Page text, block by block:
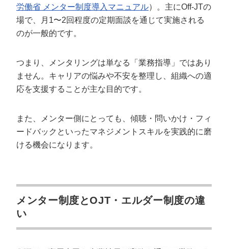
ポイント④面談テンプレートで運用品質を標準化する
ポイント⑤メンター同士のコミュニティをつくる
採用ブランディングと連携させて投資対効果を高める
メンター制度に関するよくある質問
メンター制度の導入にかかる費用は？
か？
中小企業でもメンター制度を導入できますか？
メンター面談では何を話せばよいですか？
メンター制度の期間はどのくらいが適切ですか？
メンター制度を外部に相談・委託することはできます
労働省 メンター制度導入マニュアル）。主にOff-JTの
場で、月1〜2回程度の定期面談を通じて実施される
のが一般的です。
つまり、メンタリングは単なる「業務指導」ではあり
ません。キャリアの悩みや不安を整理し、組織への適
応を支援することが主な目的です。
また、メンター側にとっても、傾聴・問いかけ・フィ
ードバックといったマネジメントスキルを実践的に磨
ける機会になります。
メンター制度とOJT・エルダー制度の違
い